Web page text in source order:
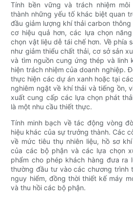
Tính bền vững và trách nhiệm
thành những yếu tố khác biệt quan
đầu giảm lượng khí thải carbon
cơ hiệu quả hơn, các lựa chọn
chọn vật liệu dễ tái chế hơn. Về phía
như giảm thiểu chất thải, cơ sở sản
và tìm nguồn cung ứng thép và linh
hiện trách nhiệm của doanh nghiệp.
thực hiện các dự án xanh hoặc tại
nghiêm ngặt về khí thải và tiếng ồn,
xuất cung cấp các lựa chọn phát
là một nhu cầu thiết thực.
Tính minh bạch về tác động vòng
hiệu khác của sự trưởng thành. Các
về mức tiêu thụ nhiên liệu, hồ sơ
của các bộ phận và các lựa chọn
phẩm cho phép khách hàng đưa ra
thường đầu tư vào các chương trình
nguy hiểm, đồng thời thiết kế máy
và thu hồi các bộ phận.